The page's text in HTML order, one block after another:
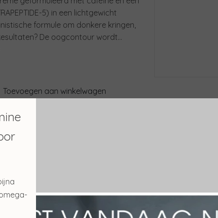
5) in een lichtgewicht
formule om donkere kringen,
De oogcontour wordt
Toevoegen aan winkelwagen